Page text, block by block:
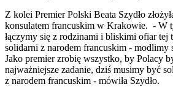
Z kolei Premier Polski Beata Szydło
konsulatem francuskim w Krakowie. - W
łączymy się z rodzinami i bliskimi ofiar tej
solidarni z narodem francuskim - modlimy
Jako premier zrobię wszystko, by Polacy
najważniejsze zadanie, dziś musimy być
z narodem francuskim - mówiła Szydło.